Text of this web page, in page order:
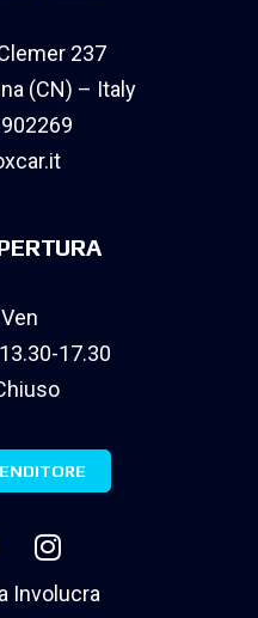
237
(CN) – Italy
17.30
Involucra